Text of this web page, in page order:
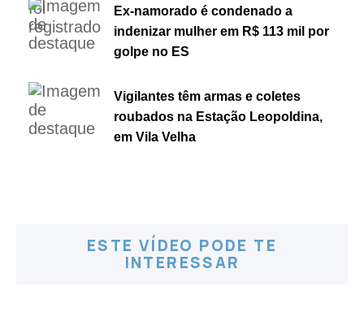
Ex-namorado é condenado a
indenizar mulher em R$ 113 mil por
golpe no ES
Vigilantes têm armas e coletes
roubados na Estação Leopoldina,
em Vila Velha
ESTE VÍDEO PODE TE
INTERESSAR